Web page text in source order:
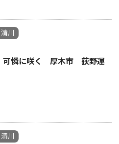
川
可憐に咲く 厚木市 荻野運
川